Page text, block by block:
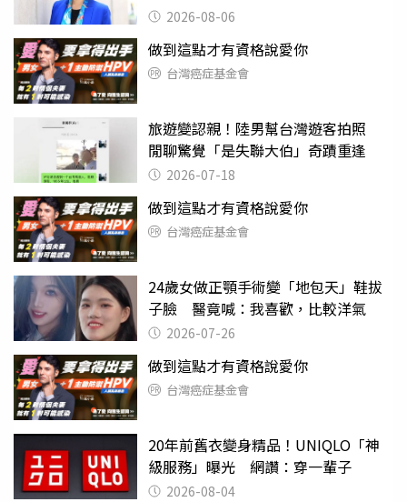
遭起訴
2026-08-06
做到這點才有資格說愛你
台灣癌症基金會
旅遊變認親！陸男幫台灣遊客拍照
閒聊驚覺「是失聯大伯」奇蹟重逢
2026-07-18
做到這點才有資格說愛你
台灣癌症基金會
24歲女做正顎手術變「地包天」鞋拔
子臉 醫竟喊：我喜歡，比較洋氣
2026-07-26
做到這點才有資格說愛你
台灣癌症基金會
20年前舊衣變身精品！UNIQLO「神
級服務」曝光 網讚：穿一輩子
2026-08-04